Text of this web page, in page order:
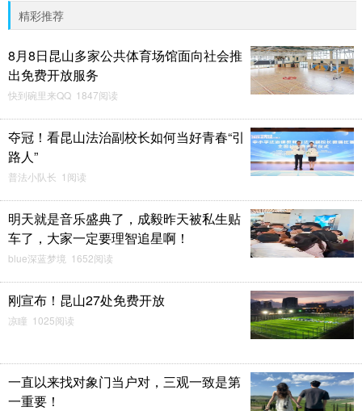
精彩推荐
8月8日昆山多家公共体育场馆面向社会推
出免费开放服务
快到碗里来QQ 1847阅读
夺冠！看昆山法治副校长如何当好青春“引
路人”
普法小队长 1阅读
明天就是音乐盛典了，成毅昨天被私生贴
车了，大家一定要理智追星啊！
blue深蓝梦境 1652阅读
刚宣布！昆山27处免费开放
凉瞳 1025阅读
一直以来找对象门当户对，三观一致是第
一重要！